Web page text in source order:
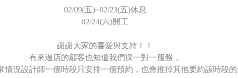
02/09(五)~02/23(五)休息
02/24(六)開工
謝謝大家的喜愛與支持！！
有來過店的顧客也知道我們採一對一服務，
情況設計師一個時段只安排一個預約，也會推掉其他要約該時段的